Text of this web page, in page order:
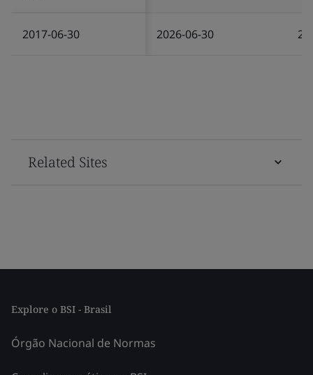
2017-06-30 2026-06-30
Related Sites
Explore o BSI - Brasil
Órgão Nacional de Normas